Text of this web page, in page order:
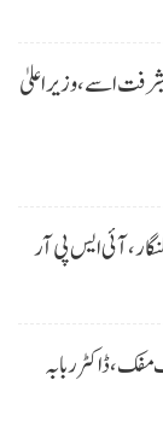
اسے،وزیراعلیٰ
مفک،ڈاکٹر ربابہ